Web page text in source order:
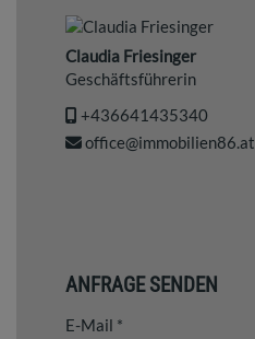
Claudia Friesinger
Geschäftsführerin
+436641435340
office@immobilien86.at
ANFRAGE SENDEN
E-Mail